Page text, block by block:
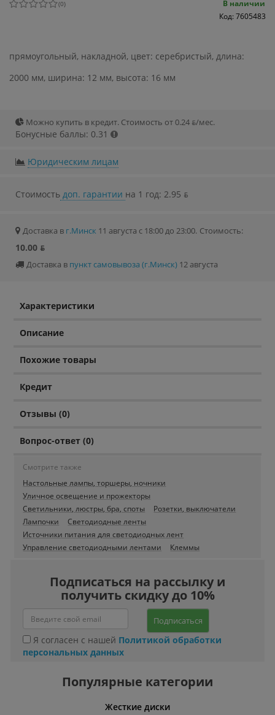
(0)
В наличии
Код: 7605483
прямоугольный, накладной, цвет: серебристый, длина:
2000 мм, ширина: 12 мм, высота: 16 мм
Можно купить в кредит. Стоимость от 0.24 ƃ/мec.
Бонусные баллы: 0.31
Юридическим лицам
Стоимость доп. гарантии на 1 год: 2.95 ƃ
Доставка в г.Минск 11 августа с 18:00 до 23:00. Стоимость:
10.00 ƃ
Доставка в пункт самовывоза (г.Минск) 12 августа
Характеристики
Описание
Похожие товары
Кредит
Отзывы (0)
Вопрос-ответ (0)
Смотрите также
Настольные лампы, торшеры, ночники
Уличное освещение и прожекторы
Светильники, люстры, бра, споты
Розетки, выключатели
Лампочки
Светодиодные ленты
Источники питания для светодиодных лент
Управление светодиодными лентами
Клеммы
Подписаться на рассылку и
получить скидку до 10%
Подписаться
Я согласен с нашей Политикой обработки
персональных данных
Популярные категории
Жесткие диски